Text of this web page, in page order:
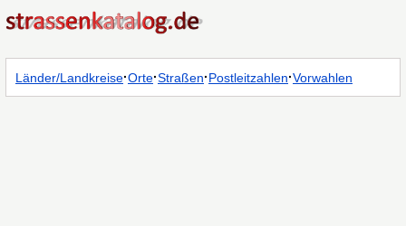
Länder/Landkreise·Orte·Straßen·Postleitzahlen·Vorwahlen